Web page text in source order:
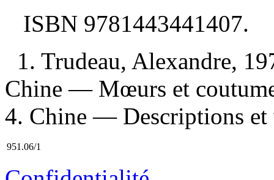
ISBN 9781443441407.
1. Trudeau, Alexandre,
Chine — Mœurs et
4. Chine — Descriptions et
951.06/1